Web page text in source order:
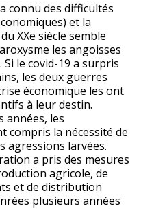
connu des difficultés
et la
XXe siècle semble
les angoisses
le covid-19 a surpris
les deux guerres
économique les ont
à leur destin.
années, les
compris la nécessité de
agressions larvées.
a pris des mesures
agricole, de
et de distribution
plusieurs années